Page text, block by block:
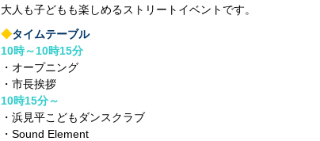
大人も子どもも楽しめるストリートイベントです。
◆タイムテーブル
10時～10時15分
・オープニング
・市長挨拶
10時15分～
・浜見平こどもダンスクラブ
・Sound Element